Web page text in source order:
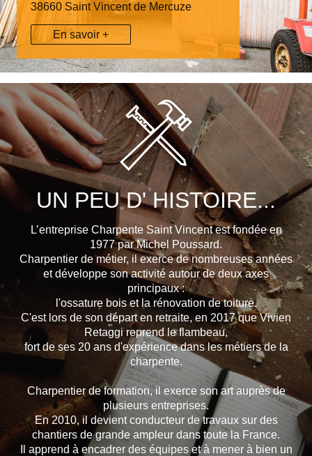
38660 Saint Vincent de Mercuze
En savoir +
UN PEU D' HISTOIRE...
L’entreprise Charpente Saint Vincent est fondée en
1977 par Michel Poussard.
Charpentier de métier, il exerce de nombreuses années
et développe son activité autour de deux axes
principaux :
l'ossature bois et la rénovation de toiture.
C'est lors de son départ en retraite, en 2017 que Vivien
Retaggi reprend le flambeau,
fort de ses 20 ans d'expérience dans les métiers de la
charpente.
Charpentier de formation, il exerce son art auprès de
plusieurs entreprises.
En 2010, il devient conducteur de travaux sur des
chantiers de grande ampleur dans toute la France.
Il apprend à encadrer des équipes et à mener à bien un